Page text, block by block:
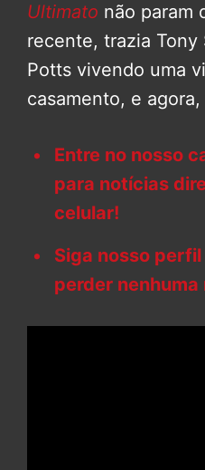
Ultimato não param
recente, trazia Tony
Potts vivendo uma
casamento, e
Entre no nosso
para notícias
celular!
Siga nosso
perder nenhuma